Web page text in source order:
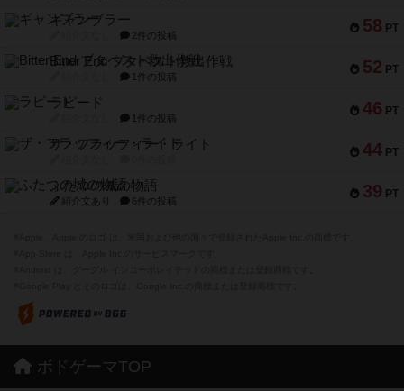
58 PT
ギャンブラー
2件の投稿
52 PT
Bitter End ブタペスト救出作戦
1件の投稿
46 PT
ラピード
1件の投稿
44 PT
ザ・フラッフィー・ライト
39 PT
ふたつの城の物語
紹介文あり 6件の投稿
ボドゲーマTOP